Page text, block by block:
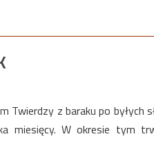
Twierdzy z baraku po byłych
miesięcy. W okresie tym